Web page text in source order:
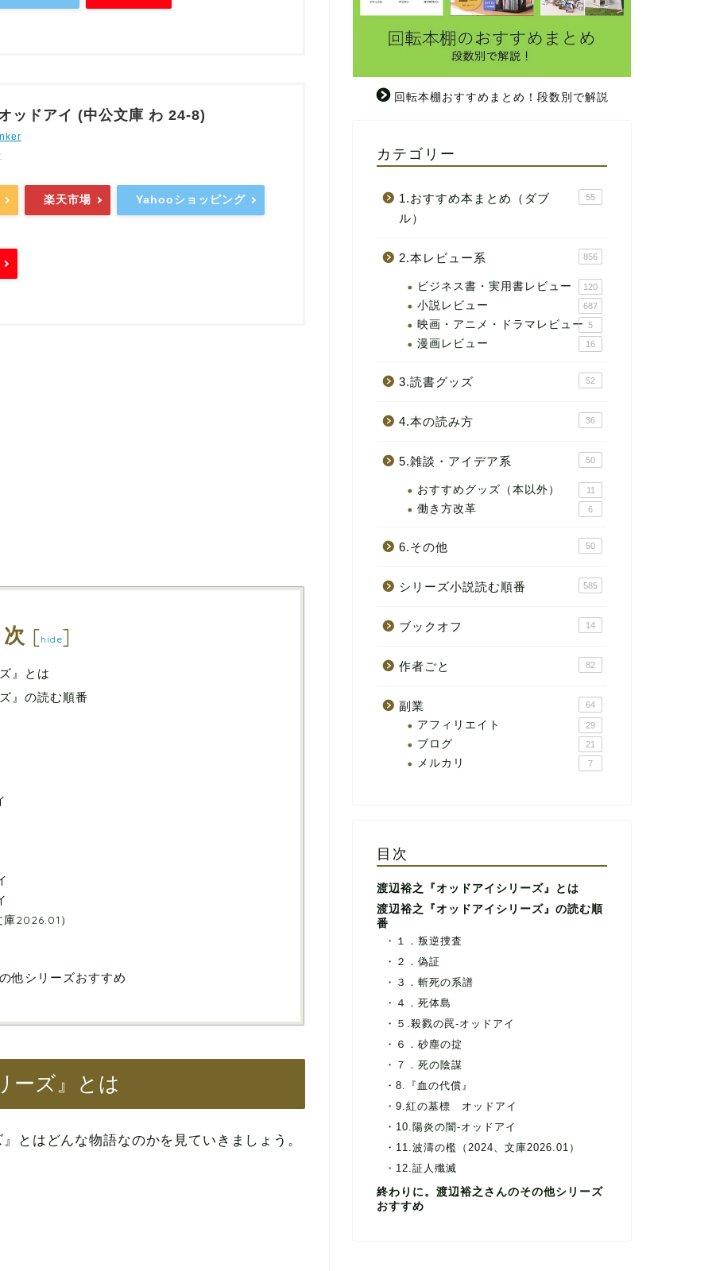
ッドアイ (中公文庫 わ 24-8)
楽天市場 Yahooショッピング
[hide]
』とは
』の読む順番
2026.01）
他シリーズおすすめ
ーズ』とは
とはどんな物語なのかを見ていきましょう。
回転本棚おすすめまとめ！段数別で解説
カテゴリー
1.おすすめ本まとめ（ダブ
ル）
55
2.本レビュー系 856
ビジネス書・実用書レビュー 120
小説レビュー 687
映画・アニメ・ドラマレビュー 5
漫画レビュー 16
3.読書グッズ 52
4.本の読み方 36
5.雑談・アイデア系 50
おすすめグッズ（本以外） 11
働き方改革 6
6.その他 50
シリーズ小説読む順番 585
ブックオフ 14
作者ごと 82
副業 64
アフィリエイト 29
ブログ 21
メルカリ 7
目次
渡辺裕之『オッドアイシリーズ』とは
渡辺裕之『オッドアイシリーズ』の読む順
番
１．叛逆捜査
２．偽証
３．斬死の系譜
４．死体島
５.殺戮の罠-オッドアイ
６．砂塵の掟
７．死の陰謀
8.『血の代償』
9.紅の墓標 オッドアイ
10.陽炎の闇-オッドアイ
11.波濤の檻（2024、文庫2026.01）
12.証人殲滅
終わりに。渡辺裕之さんのその他シリーズ
おすすめ